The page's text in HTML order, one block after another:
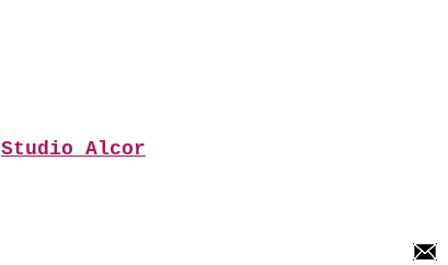
Studio Alcor